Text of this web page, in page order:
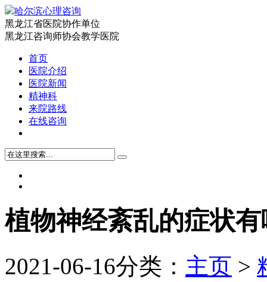
哈尔滨心理咨询
黑龙江省医院协作单位
黑龙江咨询师协会教学医院
首页
医院介绍
医院新闻
精神科
来院路线
在线咨询
植物神经紊乱的症状
2021-06-16分类： 主页 >